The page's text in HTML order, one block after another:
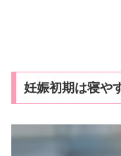
妊娠初期は寝や